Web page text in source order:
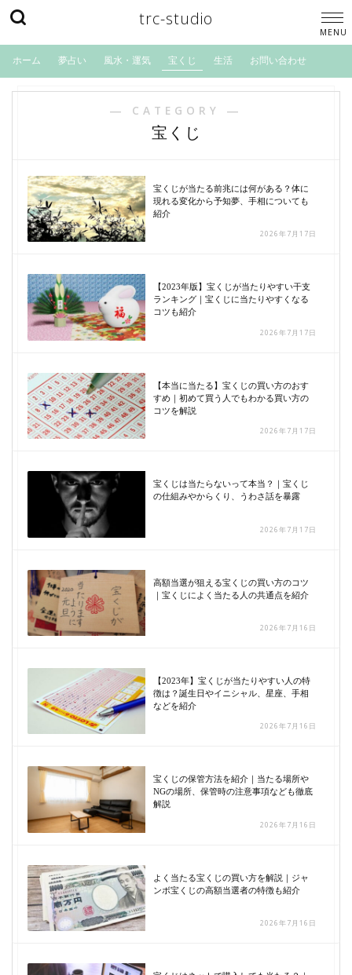
trc-studio
ホーム 夢占い 風水・運気 宝くじ 生活 お問い合わせ
― CATEGORY ―
宝くじ
宝くじが当たる前兆には何がある？体に
現れる変化から予知夢、手相についても
紹介
2026年7月17日
【2023年版】宝くじが当たりやすい干支
ランキング｜宝くじに当たりやすくなる
コツも紹介
2026年7月17日
【本当に当たる】宝くじの買い方のおす
すめ｜初めて買う人でもわかる買い方の
コツを解説
2026年7月17日
宝くじは当たらないって本当？｜宝くじ
の仕組みやからくり、うわさ話を暴露
2026年7月17日
高額当選が狙える宝くじの買い方のコツ
｜宝くじによく当たる人の共通点を紹介
2026年7月16日
【2023年】宝くじが当たりやすい人の特
徴は？誕生日やイニシャル、星座、手相
などを紹介
2026年7月16日
宝くじの保管方法を紹介｜当たる場所や
NGの場所、保管時の注意事項なども徹底
解説
2026年7月16日
よく当たる宝くじの買い方を解説｜ジャ
ンボ宝くじの高額当選者の特徴も紹介
2026年7月16日